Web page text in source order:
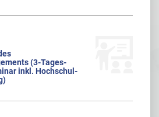
(3-Tages-
inkl. Hochschul-